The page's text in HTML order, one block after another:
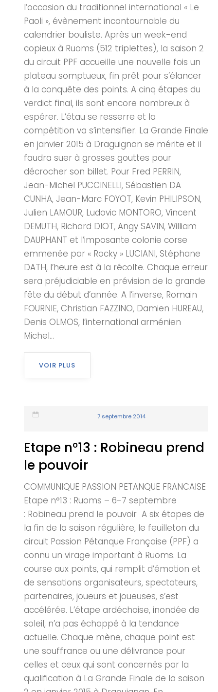
l’occasion du traditionnel international « Le
Paoli », évènement incontournable du
calendrier bouliste. Après un week-end
copieux à Ruoms (512 triplettes), la saison 2
du circuit PPF accueille une nouvelle fois un
plateau somptueux, fin prêt pour s’élancer
à la conquête des points. A cinq étapes du
verdict final, ils sont encore nombreux à
espérer. L’étau se resserre et la
compétition va s’intensifier. La Grande Finale
en janvier 2015 à Draguignan se mérite et il
faudra suer à grosses gouttes pour
décrocher son billet. Pour Fred PERRIN,
Jean-Michel PUCCINELLI, Sébastien DA
CUNHA, Jean-Marc FOYOT, Kevin PHILIPSON,
Julien LAMOUR, Ludovic MONTORO, Vincent
DEMUTH, Richard DIOT, Angy SAVIN, William
DAUPHANT et l’imposante colonie corse
emmenée par « Rocky » LUCIANI, Stéphane
DATH, l’heure est à la récolte. Chaque erreur
sera préjudiciable en prévision de la grande
fête du début d’année. A l’inverse, Romain
FOURNIE, Christian FAZZINO, Damien HUREAU,
Denis OLMOS, l’international arménien
Michel...
VOIR PLUS
7 septembre 2014
Etape n°13 : Robineau prend
le pouvoir
COMMUNIQUE PASSION PETANQUE FRANCAISE
Etape n°13 : Ruoms – 6-7 septembre
: Robineau prend le pouvoir A six étapes de
la fin de la saison régulière, le feuilleton du
circuit Passion Pétanque Française (PPF) a
connu un virage important à Ruoms. La
course aux points, qui remplit d’émotion et
de sensations organisateurs, spectateurs,
partenaires, joueurs et joueuses, s’est
accélérée. L’étape ardéchoise, inondée de
soleil, n’a pas échappé à la tendance
actuelle. Chaque mène, chaque point est
une souffrance ou une délivrance pour
celles et ceux qui sont concernés par la
qualification à La Grande Finale de la saison